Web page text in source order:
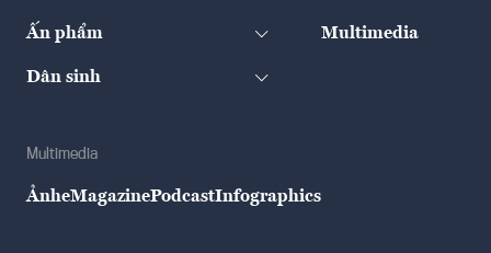
Ấn phẩm Multimedia
Dân sinh
Multimedia
ẢnheMagazinePodcastInfographics